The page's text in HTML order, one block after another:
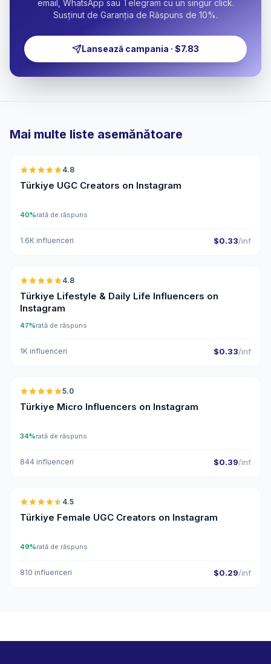
email, WhatsApp sau Telegram cu un singur click.
Susținut de Garanția de Răspuns de 10%.
Lansează campania · $7.83
Mai multe liste asemănătoare
4.8
Türkiye UGC Creators on Instagram
40%rată de răspuns
1.6K influenceri $0.33/inf
🇹🇷
4.8
Türkiye Lifestyle & Daily Life Influencers on
Instagram
47%rată de răspuns
1K influenceri $0.33/inf
🇹🇷
5.0
Türkiye Micro Influencers on Instagram
34%rată de răspuns
844 influenceri $0.39/inf
🇹🇷
4.5
Türkiye Female UGC Creators on Instagram
49%rată de răspuns
810 influenceri $0.29/inf